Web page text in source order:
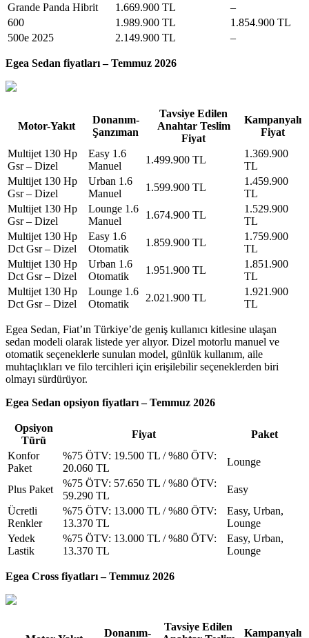
Grande Panda Hibrit
1.669.900 TL
–
600
1.989.900 TL
1.854.900 TL
500e 2025
2.149.900 TL –
Egea Sedan fiyatları – Temmuz 2026
Motor-Yakıt
Donanım-
Şanzıman
Tavsiye Edilen
Anahtar Teslim
Fiyat
Kampanyalı
Fiyat
Multijet 130 Hp
Gsr – Dizel
Easy 1.6
Manuel
1.499.900 TL
1.369.900
TL
Multijet 130 Hp
Gsr – Dizel
Urban 1.6
Manuel
1.599.900 TL
1.459.900
TL
Multijet 130 Hp
Gsr – Dizel
Lounge 1.6
Manuel
1.674.900 TL
1.529.900
TL
Multijet 130 Hp
Dct Gsr – Dizel
Easy 1.6
Otomatik
1.859.900 TL
1.759.900
TL
Multijet 130 Hp
Dct Gsr – Dizel
Urban 1.6
Otomatik
1.951.900 TL
1.851.900
TL
Multijet 130 Hp
Dct Gsr – Dizel
Lounge 1.6
Otomatik
2.021.900 TL
1.921.900
TL
Egea Sedan, Fiat’ın Türkiye’de geniş kullanıcı kitlesine ulaşan
sedan modeli olarak listede yer alıyor. Dizel motorlu manuel ve
otomatik seçeneklerle sunulan model, günlük kullanım, aile
muhtaçlıkları ve filo tercihleri için erişilebilir seçeneklerden biri
olmayı sürdürüyor.
Egea Sedan opsiyon fiyatları – Temmuz 2026
Opsiyon
Türü
Fiyat
Paket
Konfor
Paket
%75 ÖTV: 19.500 TL / %80 ÖTV:
20.060 TL
Lounge
Plus Paket
%75 ÖTV: 57.650 TL / %80 ÖTV:
59.290 TL
Easy
Ücretli
Renkler
%75 ÖTV: 13.000 TL / %80 ÖTV:
13.370 TL
Easy, Urban,
Lounge
Yedek
Lastik
%75 ÖTV: 13.000 TL / %80 ÖTV:
13.370 TL
Easy, Urban,
Lounge
Egea Cross fiyatları – Temmuz 2026
Donanım-
Tavsiye Edilen
Kampanyalı